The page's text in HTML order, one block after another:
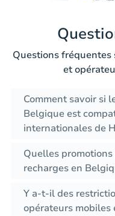
Questions
et
Comment savoir si
Belgique est
internationales de
Quelles
recharges en
Y a-t-il des
opérateurs mobiles